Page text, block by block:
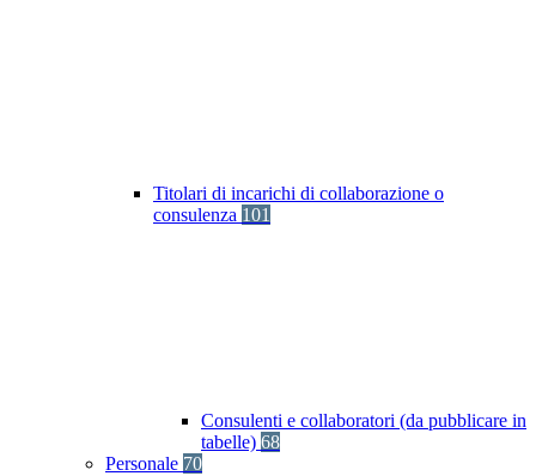
Titolari di incarichi di collaborazione o
consulenza 101
Consulenti e collaboratori (da pubblicare in
tabelle) 68
Personale 70